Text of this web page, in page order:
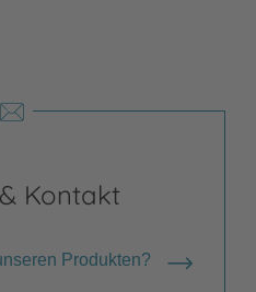
Kontakt
Produkten?